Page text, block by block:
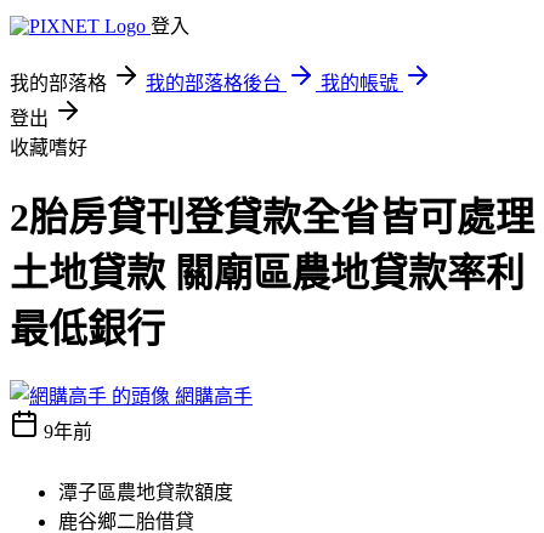
登入
我的部落格 我的部落格後台
我的帳號
登出
收藏嗜好
2胎房貸刊登貸款全省皆可處理
土地貸款 關廟區農地貸款率利
最低銀行
網購高手
9年前
潭子區農地貸款額度
鹿谷鄉二胎借貸